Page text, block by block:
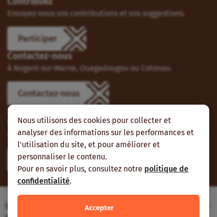
Nous utilisons des cookies pour collecter et
analyser des informations sur les performances et
l'utilisation du site, et pour améliorer et
personnaliser le contenu.
Pour en savoir plus, consultez notre politique de
confidentialité.
Accepter
Envoyez-nous vos contributions et vos suggestions.
Participer
Contactez-nous
À Nogent-sur-Marne, Ouagadougou ou Cotonou.
Contactez-nous
Suivez-nous
Vous pouvez aussi vous abonner à nos flux RSS et nous
suivre sur les réseaux sociaux.
Site web réalisé avec le soutien de l’Agence